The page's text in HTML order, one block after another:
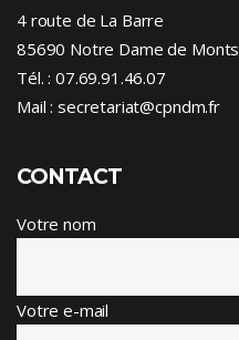
4 route de La Barre
85690 Notre Dame de Monts
Tél. : 07.69.91.46.07
Mail : secretariat@cpndm.fr
CONTACT
Votre nom
Votre e-mail